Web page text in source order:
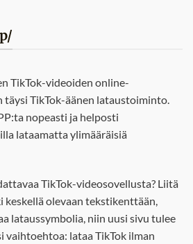
TikTok-videoiden online-
täysi TikTok-äänen lataustoiminto.
nopeasti ja helposti
lataamatta ylimääräisiä
TikTok-videosovellusta? Liitä
keskellä olevaan tekstikenttään,
lataussymbolia, niin uusi sivu tulee
vaihtoehtoa: lataa TikTok ilman